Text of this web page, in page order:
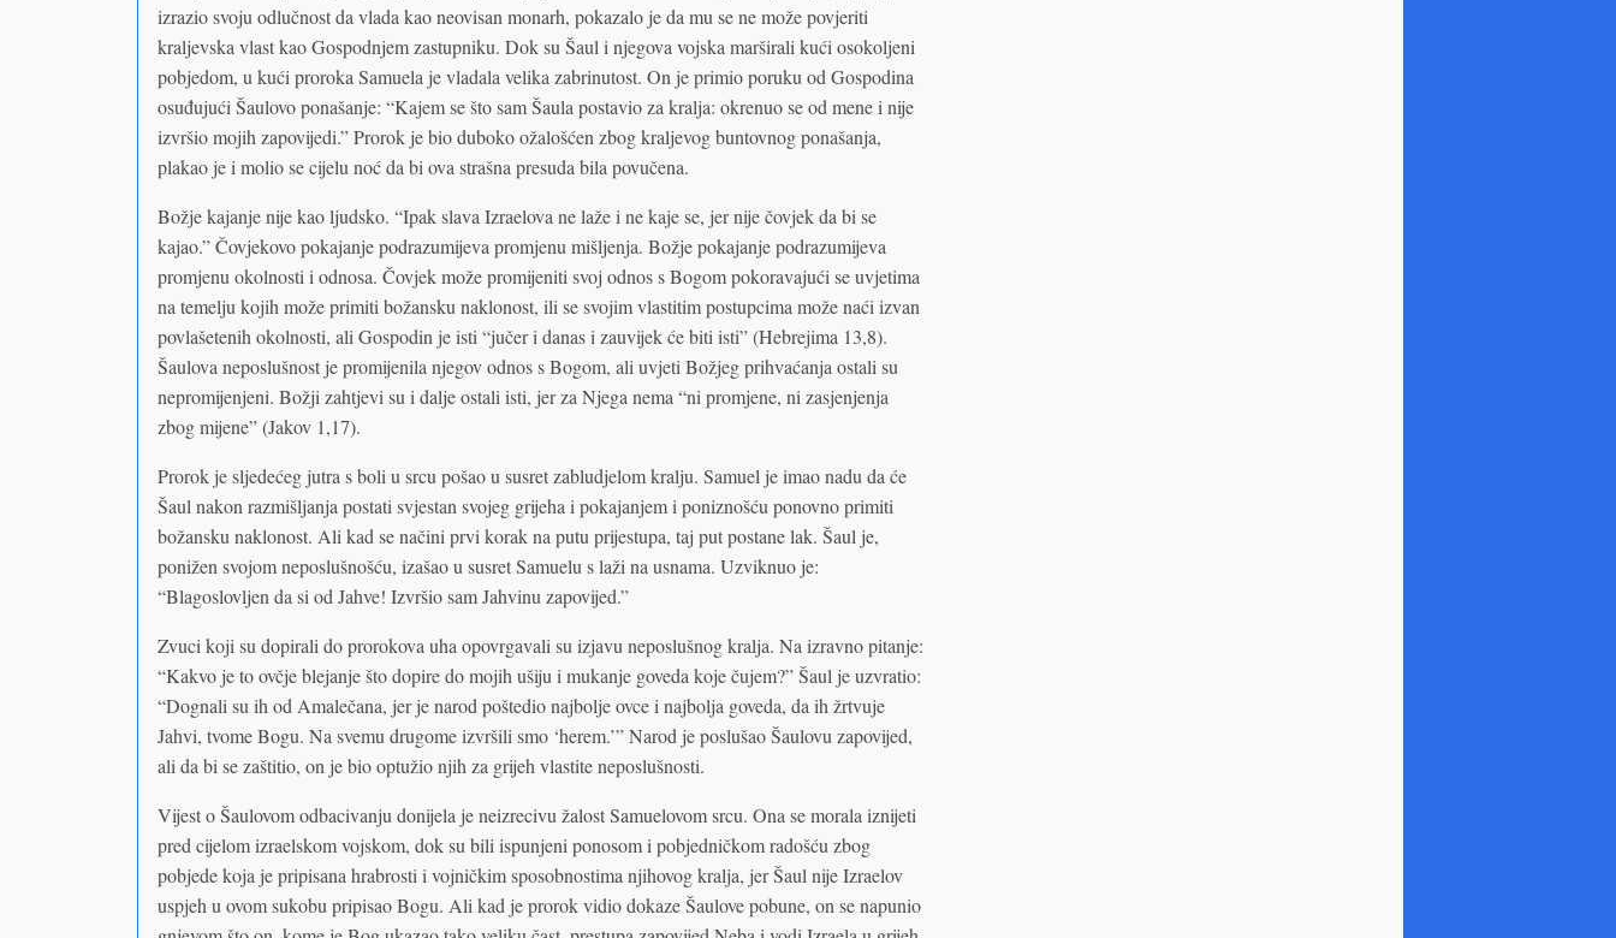
izrazio svoju odlučnost da vlada kao neovisan monarh, pokazalo je da mu se ne može povjeriti
kraljevska vlast kao Gospodnjem zastupniku. Dok su Šaul i njegova vojska marširali kući osokoljeni
pobjedom, u kući proroka Samuela je vladala velika zabrinutost. On je primio poruku od Gospodina
osuđujući Šaulovo ponašanje: “Kajem se što sam Šaula postavio za kralja: okrenuo se od mene i nije
izvršio mojih zapovijedi.” Prorok je bio duboko ožalošćen zbog kraljevog buntovnog ponašanja,
plakao je i molio se cijelu noć da bi ova strašna presuda bila povučena.
Božje kajanje nije kao ljudsko. “Ipak slava Izraelova ne laže i ne kaje se, jer nije čovjek da bi se
kajao.” Čovjekovo pokajanje podrazumijeva promjenu mišljenja. Božje pokajanje podrazumijeva
promjenu okolnosti i odnosa. Čovjek može promijeniti svoj odnos s Bogom pokoravajući se uvjetima
na temelju kojih može primiti božansku naklonost, ili se svojim vlastitim postupcima može naći izvan
povlašetenih okolnosti, ali Gospodin je isti “jučer i danas i zauvijek će biti isti” (Hebrejima 13,8).
Šaulova neposlušnost je promijenila njegov odnos s Bogom, ali uvjeti Božjeg prihvaćanja ostali su
nepromijenjeni. Božji zahtjevi su i dalje ostali isti, jer za Njega nema “ni promjene, ni zasjenjenja
zbog mijene” (Jakov 1,17).
Prorok je sljedećeg jutra s boli u srcu pošao u susret zabludjelom kralju. Samuel je imao nadu da će
Šaul nakon razmišljanja postati svjestan svojeg grijeha i pokajanjem i poniznošću ponovno primiti
božansku naklonost. Ali kad se načini prvi korak na putu prijestupa, taj put postane lak. Šaul je,
ponižen svojom neposlušnošću, izašao u susret Samuelu s laži na usnama. Uzviknuo je:
“Blagoslovljen da si od Jahve! Izvršio sam Jahvinu zapovijed.”
Zvuci koji su dopirali do prorokova uha opovrgavali su izjavu neposlušnog kralja. Na izravno pitanje:
“Kakvo je to ovčje blejanje što dopire do mojih ušiju i mukanje goveda koje čujem?” Šaul je uzvratio:
“Dognali su ih od Amalečana, jer je narod poštedio najbolje ovce i najbolja goveda, da ih žrtvuje
Jahvi, tvome Bogu. Na svemu drugome izvršili smo ‘herem.’” Narod je poslušao Šaulovu zapovijed,
ali da bi se zaštitio, on je bio optužio njih za grijeh vlastite neposlušnosti.
Vijest o Šaulovom odbacivanju donijela je neizrecivu žalost Samuelovom srcu. Ona se morala iznijeti
pred cijelom izraelskom vojskom, dok su bili ispunjeni ponosom i pobjedničkom radošću zbog
pobjede koja je pripisana hrabrosti i vojničkim sposobnostima njihovog kralja, jer Šaul nije Izraelov
uspjeh u ovom sukobu pripisao Bogu. Ali kad je prorok vidio dokaze Šaulove pobune, on se napunio